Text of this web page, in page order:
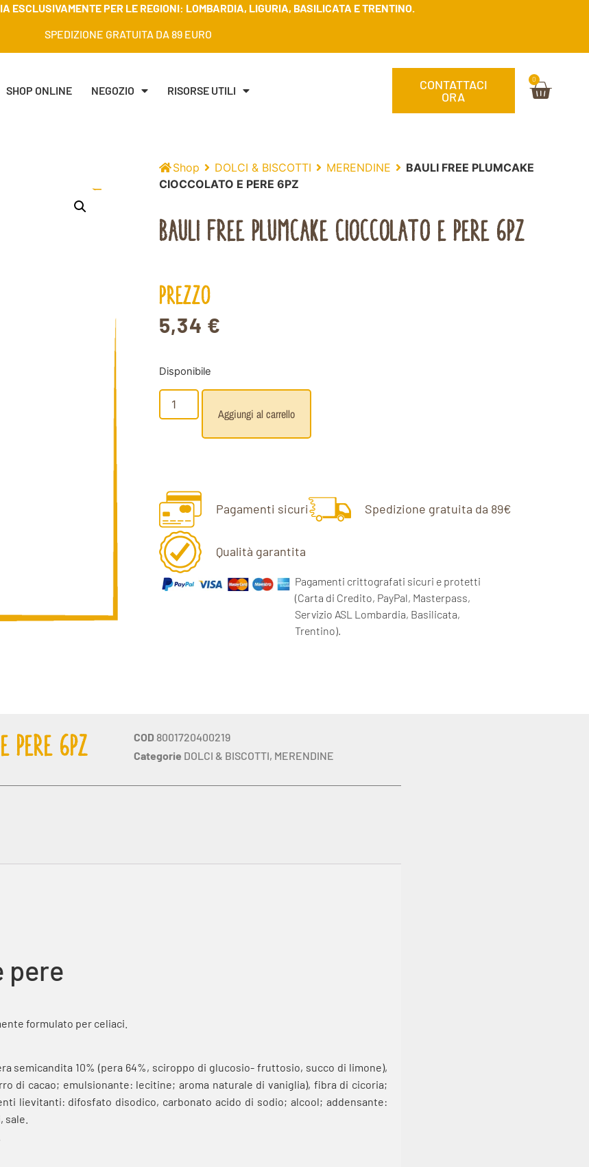
ESCLUSIVAMENTE PER LE REGIONI: LOMBARDIA, LIGURIA, BASILICATA E TRENTINO.
SPEDIZIONE GRATUITA DA 89 EURO
SHOP ONLINE NEGOZIO RISORSE UTILI
CONTATTACI
ORA
0
Shop DOLCI & BISCOTTI MERENDINE
BAULI FREE PLUMCAKE
CIOCCOLATO E PERE 6PZ
BAULI FREE PLUMCAKE CIOCCOLATO E PERE 6PZ
PREZZO
5,34 €
Disponibile
Aggiungi al carrello
Pagamenti sicuri Spedizione gratuita da 89€
Qualità garantita
Pagamenti crittografati sicuri e protetti
(Carta di Credito, PayPal, Masterpass,
Servizio ASL Lombardia, Basilicata,
Trentino).
PERE 6PZ COD 8001720400219
Categorie DOLCI & BISCOTTI, MERENDINE
pere
formulato per celiaci.
semicandita 10% (pera 64%, sciroppo di glucosio- fruttosio, succo di limone),
di cacao; emulsionante: lecitine; aroma naturale di vaniglia), fibra di cicoria;
lievitanti: difosfato disodico, carbonato acido di sodio; alcool; addensante:
sale.